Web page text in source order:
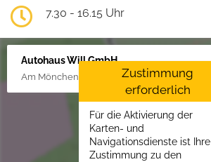
7.30 - 16.15 Uhr
Autohaus Will GmbH
Am Mönchenfelde 18, 38889 Blankenburg
Zustimmung
erforderlich
Für die Aktivierung der
Karten- und
Navigationsdienste ist Ihre
Zustimmung zu den